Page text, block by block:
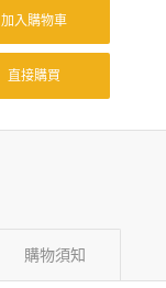
加入購物車
直接購買
購物須知